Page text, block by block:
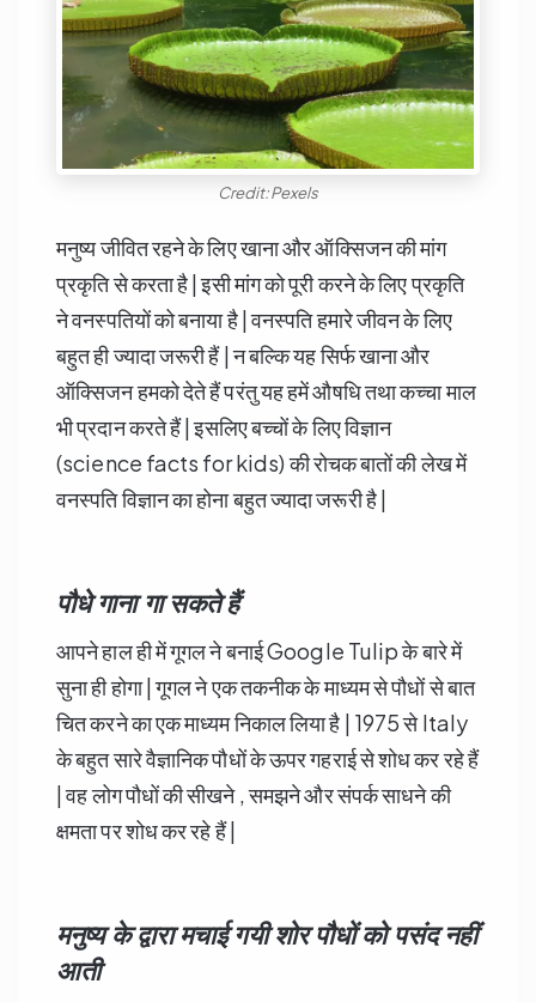
Credit:Pexels
मनुष्य जीवित रहने के लिए खाना और ऑक्सिजन की मांग
प्रकृति से करता है | इसी मांग को पूरी करने के लिए प्रकृति
ने वनस्पतियों को बनाया है | वनस्पति हमारे जीवन के लिए
बहुत ही ज्यादा जरूरी हैं | न बल्कि यह सिर्फ खाना और
ऑक्सिजन हमको देते हैं परंतु यह हमें औषधि तथा कच्चा माल
भी प्रदान करते हैं | इसलिए बच्चों के लिए विज्ञान
(science facts for kids) की रोचक बातों की लेख में
वनस्पति विज्ञान का होना बहुत ज्यादा जरूरी है |
पौधे गाना गा सकते हैं
आपने हाल ही में गूगल ने बनाई Google Tulip के बारे में
सुना ही होगा | गूगल ने एक तकनीक के माध्यम से पौधों से बात
चित करने का एक माध्यम निकाल लिया है | 1975 से Italy
के बहुत सारे वैज्ञानिक पौधों के ऊपर गहराई से शोध कर रहे हैं
| वह लोग पौधों की सीखने , समझने और संपर्क साधने की
क्षमता पर शोध कर रहे हैं |
मनुष्य के द्वारा मचाई गयी शोर पौधों को पसंद नहीं
आती